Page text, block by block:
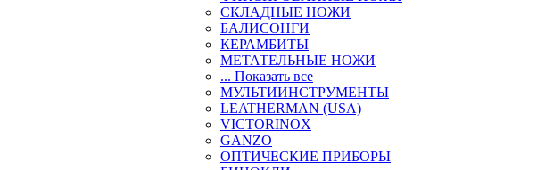
СКЛАДНЫЕ НОЖИ
БАЛИСОНГИ
КЕРАМБИТЫ
МЕТАТЕЛЬНЫЕ НОЖИ
... Показать все
МУЛЬТИИНСТРУМЕНТЫ
LEATHERMAN (USA)
VICTORINOX
GANZO
ОПТИЧЕСКИЕ ПРИБОРЫ